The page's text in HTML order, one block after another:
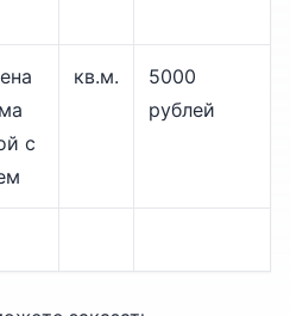
с
кв.м.
5000
рублей